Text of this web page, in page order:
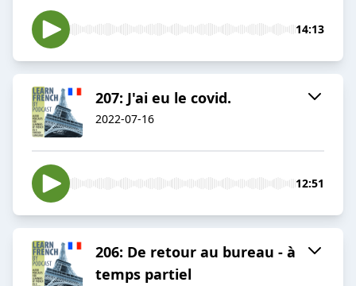
14:13
207: J'ai eu le covid.
2022-07-16
12:51
206: De retour au bureau - à
temps partiel